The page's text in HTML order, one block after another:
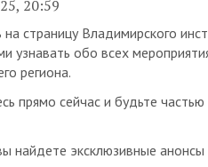
20:59
страницу Владимирского
узнавать обо всех
региона.
прямо сейчас и будьте
найдете эксклюзивные